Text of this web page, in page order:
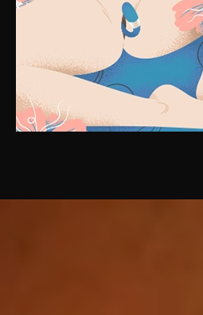
ponta maior no seu clitóris.